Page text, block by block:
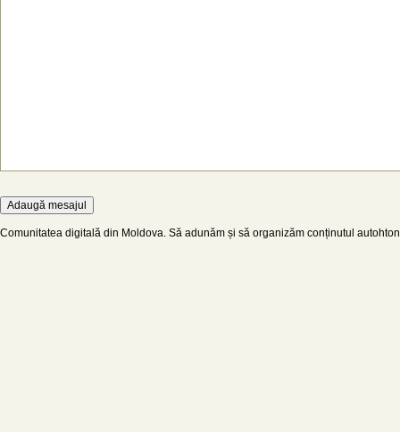
Comunitatea digitală din Moldova. Să adunăm și să organizăm conținutul